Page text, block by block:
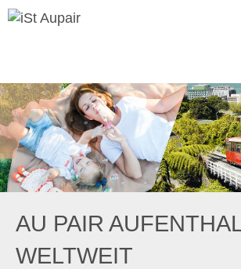
AU PAIR
WELTWEIT